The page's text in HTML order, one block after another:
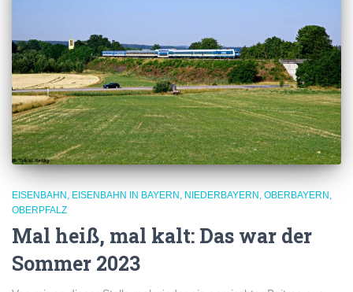
EISENBAHN EISENBAHN IN BAYERN NIEDERBAYERN OBERBAYERN
OBERPFALZ
Mal heiß, mal kalt: Das war der
Sommer 2023